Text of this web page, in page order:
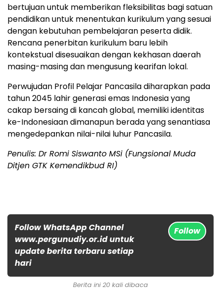
bertujuan untuk memberikan fleksibilitas bagi satuan
pendidikan untuk menentukan kurikulum yang sesuai
dengan kebutuhan pembelajaran peserta didik.
Rencana penerbitan kurikulum baru lebih
kontekstual disesuaikan dengan kekhasan daerah
masing-masing dan mengusung kearifan lokal.
Perwujudan Profil Pelajar Pancasila diharapkan pada
tahun 2045 lahir generasi emas Indonesia yang
cakap bersaing di kancah global, memiliki identitas
ke-Indonesiaan dimanapun berada yang senantiasa
mengedepankan nilai-nilai luhur Pancasila.
Penulis: Dr Romi Siswanto MSi (Fungsional Muda
Ditjen GTK Kemendikbud RI)
Follow WhatsApp Channel
www.pergunudiy.or.id untuk
update berita terbaru setiap
hari
Follow
Berita ini 20 kali dibaca